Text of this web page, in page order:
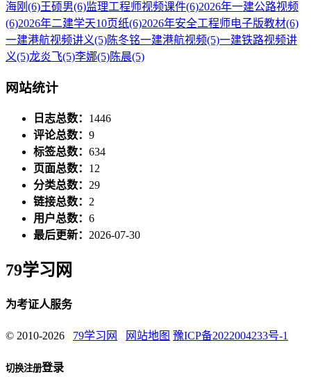
海刚 (6)王硕男(6)监理工程师视频课件(6)2026年一建公路视频
(6)2026年二建学天10页纸(6)2026年安全工程师电子版教材(6)
一建港航视频讲义(5)陈冬铭一建港航视频(5)一建铁路视频讲
义(5)龙炎飞(5)李娜(5)陈晨(5)
网站统计
日志总数： 1446
评论总数： 9
标签总数： 634
页面总数： 12
分类总数： 29
链接总数： 2
用户总数： 6
最后更新： 2026-07-30
79学习网
为考证人服务
© 2010-2026 79学习网 网站地图 豫ICP备2022004233号-1
切换注册登录